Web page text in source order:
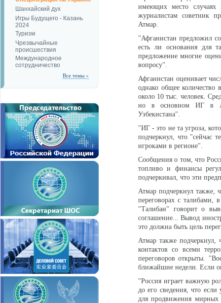
Шанхайский дух
Игры Будущего - Казань
2024
Туризм
Чрезвычайные
происшествия
Международное
сотрудничество
Все темы »
имеющих место случаях
журналистам советник
Атмар.
"Афганистан предложил
есть ли основания для
предложение многие
вопросу".
Афганистан оценивает
однако общее количество
около 10 тыс. человек.
но в основном ИГ в
Узбекистана".
"ИГ - это не та угроза,
подчеркнул, что "сейчас
игроками в регионе".
Сообщения о том, что
топливо и финансы
подчеркивал, что эти
Атмар подчеркнул также,
переговорах с талибами,
"Талибан" говорит о
соглашение... Вывод
это должна быть цель
Атмар также подчеркнул,
контактов со всеми
переговоров открыты.
ближайшие недели. Если
"Россия играет важную
до его сведения, что
для продвижения мирных